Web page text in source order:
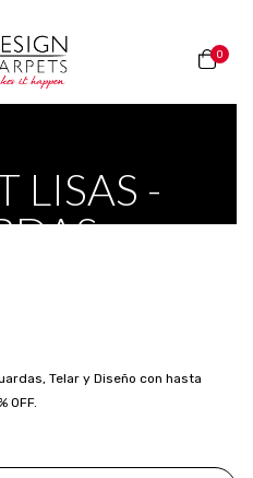
0
LISAS -
-
Telar y Diseño con hasta
OFF.